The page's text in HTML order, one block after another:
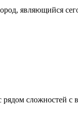
являющийся
рядом сложностей